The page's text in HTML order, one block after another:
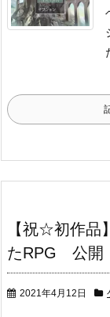
【祝☆初作品
たRPG 公開
2021年4月12日